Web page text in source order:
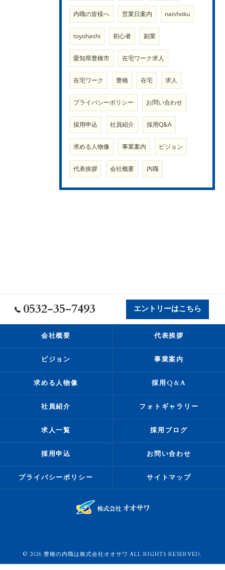
内職の皆様へ 営業日案内 naishoku
toyohashi 初心者 副業
愛知県豊橋市 在宅ワーク求人
在宅ワーク 豊橋 在宅 求人
プライバシーポリシー お問い合わせ
採用申込 社員紹介 採用Q&A
求める人物像 事業案内 ビジョン
代表挨拶 会社概要 内職
0532-35-7493 エントリーはこちら
会社概要 代表挨拶
ビジョン 事業案内
求める人物像 採用Q&A
社員紹介 フォトギャラリー
求人一覧 採用ブログ
採用申込 お問い合わせ
プライバシーポリシー サイトマップ
© 2026 豊橋の内職は株式会社オオサワ ALL RIGHTS RESERVED.